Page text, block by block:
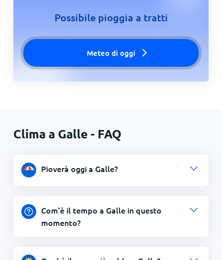
Possibile pioggia a tratti
Meteo di oggi
Clima a Galle - FAQ
Pioverà oggi a Galle?
Com'è il tempo a Galle in questo
momento?